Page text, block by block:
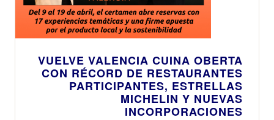
VUELVE VALENCIA CUINA OBERTA
CON RÉCORD DE RESTAURANTES
PARTICIPANTES, ESTRELLAS
MICHELIN Y NUEVAS
INCORPORACIONES